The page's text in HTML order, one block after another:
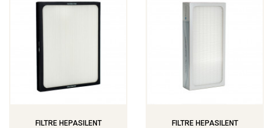
FILTRE HEPASILENT
FILTRE HEPASILENT